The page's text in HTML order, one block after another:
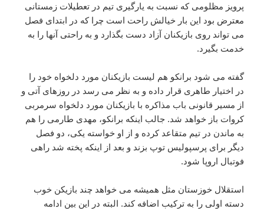
پرویز مظلومی که نسبت به یارگیری تیم در تعطیلات زمستانی
معترض بود این بار خیالش راحت است چرا که در ابتدای فصل
می تواند روی بازیکنان آزاد دست بگذارد و به راحتی آنها را به
خدمت بگیرد.
گفته می شود برانکو هم لیست بازیکنان مورد دلخواه خود را
در اختیار طاهری قرار داده و به نظر می رسد در روزهای آتی و
از مسیر قانونی باب مذاکره با بازیکنان مورد دلخواه سرمربی
کروات باز خواهد شد. جالب اینکه برانکو، مهدی طارمی را هم
به ماندن در تیم متقاعد کرده و از او خواسته یکی، دو فصل
دیگر برای پرسپولیس توپ بزند و بعد از اینکه پخته شد راهی
فوتبال اروپا شود.
استقلال خوزستان مثل همیشه می خواهد چند بازیکن خوب
دسته اولی را به ترکیب اضافه کند. البته در این بین ادامه